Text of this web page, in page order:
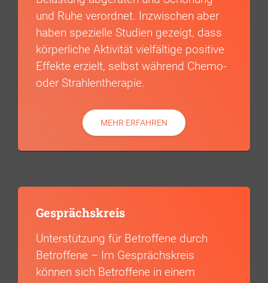
und Ruhe verordnet. Inzwischen aber
haben spezielle Studien gezeigt, dass
körperliche Aktivität vielfältige positive
Effekte erzielt, selbst während Chemo-
oder Strahlentherapie.
MEHR ERFAHREN
Gesprächskreis
Unterstützung für Betroffene durch
Betroffene – Im Gesprächskreis
können sich Betroffene in einem